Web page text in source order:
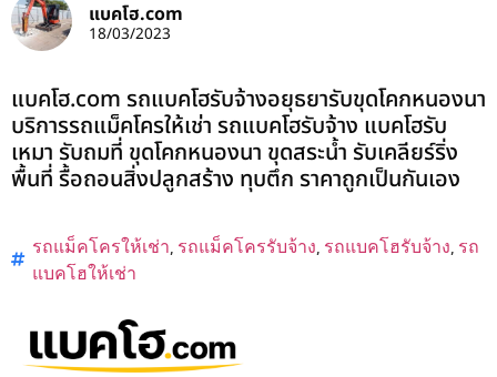
แบคโฮ.com
18/03/2023
แบคโฮ.com รถแบคโฮรับจ้างอยุธยารับขุดโคกหนองนา
บริการรถแม็คโครให้เช่า รถแบคโฮรับจ้าง แบคโฮรับ
เหมา รับถมที่ ขุดโคกหนองนา ขุดสระน้ำ รับเคลียร์ริ่ง
พื้นที่ รื้อถอนสิ่งปลูกสร้าง ทุบตึก ราคาถูกเป็นกันเอง
รถแม็คโครให้เช่า, รถแม็คโครรับจ้าง, รถแบคโฮรับจ้าง, รถ
แบคโฮให้เช่า